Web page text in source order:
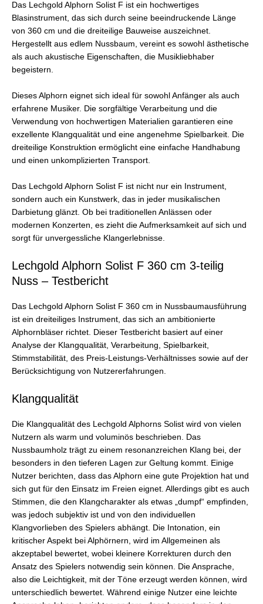
Das Lechgold Alphorn Solist F ist ein hochwertiges
Blasinstrument, das sich durch seine beeindruckende Länge
von 360 cm und die dreiteilige Bauweise auszeichnet.
Hergestellt aus edlem Nussbaum, vereint es sowohl ästhetische
als auch akustische Eigenschaften, die Musikliebhaber
begeistern.
Dieses Alphorn eignet sich ideal für sowohl Anfänger als auch
erfahrene Musiker. Die sorgfältige Verarbeitung und die
Verwendung von hochwertigen Materialien garantieren eine
exzellente Klangqualität und eine angenehme Spielbarkeit. Die
dreiteilige Konstruktion ermöglicht eine einfache Handhabung
und einen unkomplizierten Transport.
Das Lechgold Alphorn Solist F ist nicht nur ein Instrument,
sondern auch ein Kunstwerk, das in jeder musikalischen
Darbietung glänzt. Ob bei traditionellen Anlässen oder
modernen Konzerten, es zieht die Aufmerksamkeit auf sich und
sorgt für unvergessliche Klangerlebnisse.
Lechgold Alphorn Solist F 360 cm 3-teilig
Nuss – Testbericht
Das Lechgold Alphorn Solist F 360 cm in Nussbaumausführung
ist ein dreiteiliges Instrument, das sich an ambitionierte
Alphornbläser richtet. Dieser Testbericht basiert auf einer
Analyse der Klangqualität, Verarbeitung, Spielbarkeit,
Stimmstabilität, des Preis-Leistungs-Verhältnisses sowie auf der
Berücksichtigung von Nutzererfahrungen.
Klangqualität
Die Klangqualität des Lechgold Alphorns Solist wird von vielen
Nutzern als warm und voluminös beschrieben. Das
Nussbaumholz trägt zu einem resonanzreichen Klang bei, der
besonders in den tieferen Lagen zur Geltung kommt. Einige
Nutzer berichten, dass das Alphorn eine gute Projektion hat und
sich gut für den Einsatz im Freien eignet. Allerdings gibt es auch
Stimmen, die den Klangcharakter als etwas „dumpf“ empfinden,
was jedoch subjektiv ist und von den individuellen
Klangvorlieben des Spielers abhängt. Die Intonation, ein
kritischer Aspekt bei Alphörnern, wird im Allgemeinen als
akzeptabel bewertet, wobei kleinere Korrekturen durch den
Ansatz des Spielers notwendig sein können. Die Ansprache,
also die Leichtigkeit, mit der Töne erzeugt werden können, wird
unterschiedlich bewertet. Während einige Nutzer eine leichte